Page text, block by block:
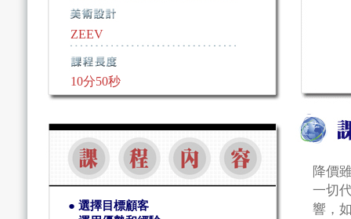
ZEEV
10分50秒
● 選擇目標顧客
降價
一切
響，